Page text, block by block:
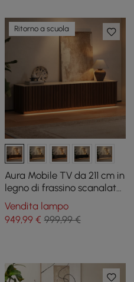
Ritorno a scuola
Aura Mobile TV da 211 cm in
legno di frassino scanalato
noce con piano in pietra
sinterizzata
Vendita lampo
949,99€ 999,99 €